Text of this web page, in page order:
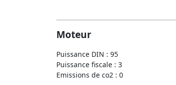
Moteur
Puissance DIN : 95
Puissance fiscale : 3
Emissions de co2 : 0